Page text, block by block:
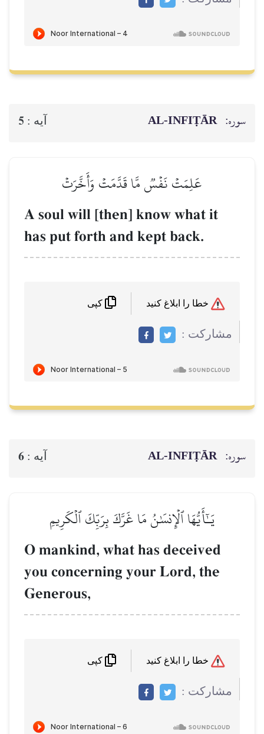
سوره: AL‑INFIṬĀR آيه : 5
عَلِمَتۡ نَفۡسٞ مَّا قَدَّمَتۡ وَأَخَّرَتۡ
A soul will [then] know what it
has put forth and kept back.
مشاركت :
سوره: AL‑INFIṬĀR آيه : 6
يَـٰٓأَيُّهَا ٱلۡإِنسَٰنُ مَا غَرَّكَ بِرَبِّكَ ٱلۡكَرِيمِ
O mankind, what has deceived
you concerning your Lord, the
Generous,
مشاركت :